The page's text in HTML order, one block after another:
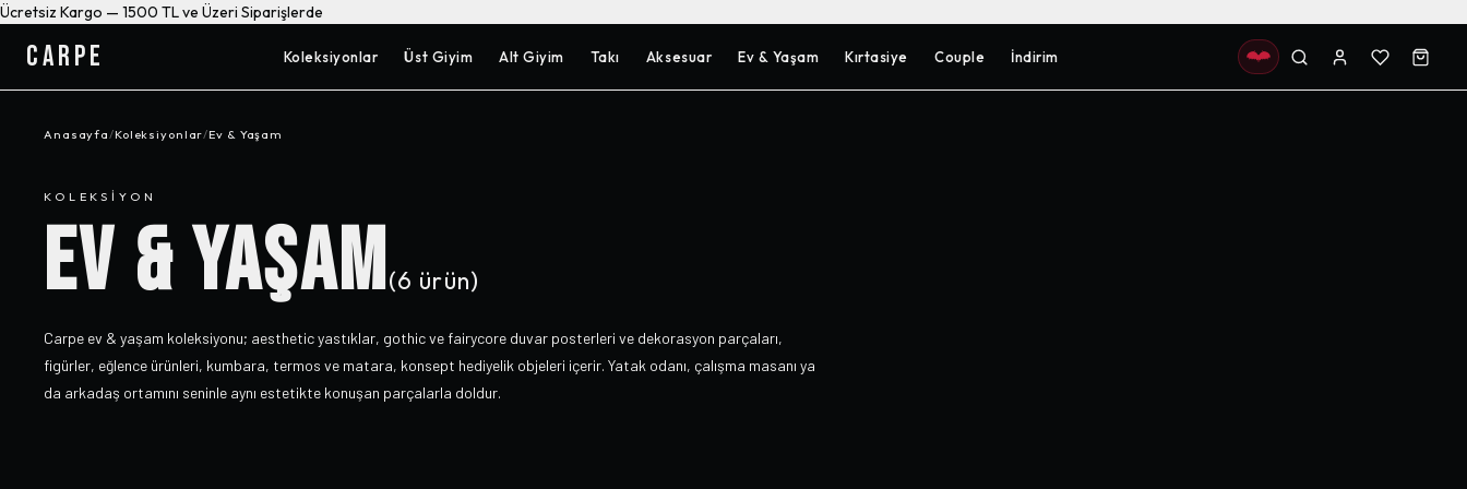
Ücretsiz Kargo — 1500 TL ve Üzeri Siparişlerde
CARPE Koleksiyonlar Üst Giyim Alt Giyim Takı Aksesuar Ev & Yaşam Kırtasiye Couple İndirim
Anasayfa/Koleksiyonlar/Ev & Yaşam
KOLEKSIYON
EV & YAŞAM(6 ürün)
Carpe ev & yaşam koleksiyonu; aesthetic yastıklar, gothic ve fairycore duvar posterleri ve dekorasyon parçaları,
figürler, eğlence ürünleri, kumbara, termos ve matara, konsept hediyelik objeleri içerir. Yatak odanı, çalışma masanı ya
da arkadaş ortamını seninle aynı estetikte konuşan parçalarla doldur.